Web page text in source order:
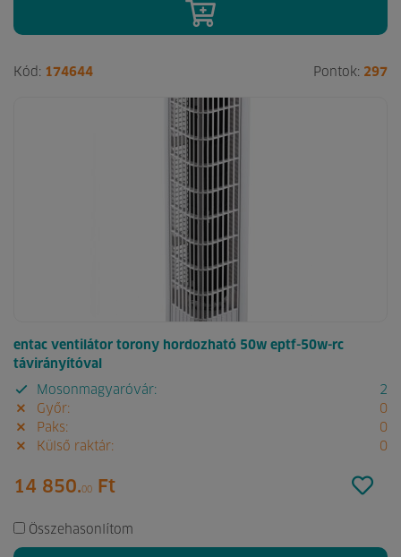
Kód: 174644 Pontok: 297
entac ventilátor torony hordozható 50w eptf-50w-rc
távirányítóval
Mosonmagyaróvár:
2
Győr:
0
Paks:
0
Külső raktár:
0
14 850.00 Ft
Összehasonlítom